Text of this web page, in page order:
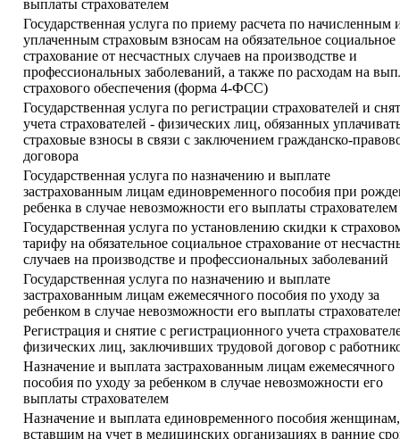
выплаты страхователем
Государственная услуга по приему расчета по начисленным
уплаченным страховым взносам на обязательное социальное
страхование от несчастных случаев на производстве и
профессиональных заболеваний, а также по расходам на
страхового обеспечения (форма 4-ФСС)
Государственная услуга по регистрации страхователей и
учета страхователей - физических лиц, обязанных
страховые взносы в связи с заключением гражданско-
договора
Государственная услуга по назначению и выплате
застрахованным лицам единовременного пособия при
ребенка в случае невозможности его выплаты страхователем
Государственная услуга по установлению скидки к
тарифу на обязательное социальное страхование от
случаев на производстве и профессиональных заболеваний
Государственная услуга по назначению и выплате
застрахованным лицам ежемесячного пособия по уходу за
ребенком в случае невозможности его выплаты
Регистрация и снятие с регистрационного учета
физических лиц, заключивших трудовой договор с
Назначение и выплата застрахованным лицам ежемесячного
пособия по уходу за ребенком в случае невозможности его
выплаты страхователем
Назначение и выплата единовременного пособия женщинам,
вставшим на учет в медицинских организациях в ранние